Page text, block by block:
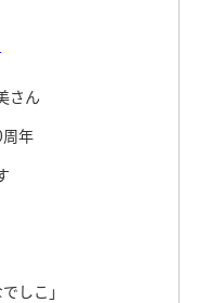
さん
年
しこ」